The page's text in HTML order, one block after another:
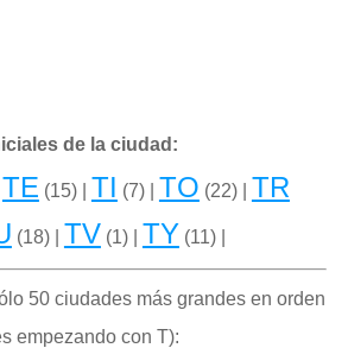
de la ciudad:
TE (15) | TI (7) | TO (22) | TR
(18) | TV (1) | TY (11) |
50 ciudades más grandes en orden
empezando con T):